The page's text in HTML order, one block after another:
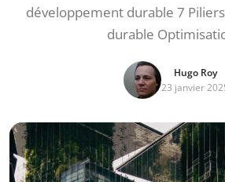
développement durable 7
durable
Hugo Roy
23 janvier